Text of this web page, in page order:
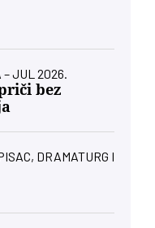
JUL 2026.
bez
DRAMATURG I